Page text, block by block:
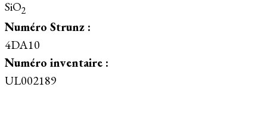
SiO2
Numéro Strunz :
4DA10
Numéro inventaire :
UL002189